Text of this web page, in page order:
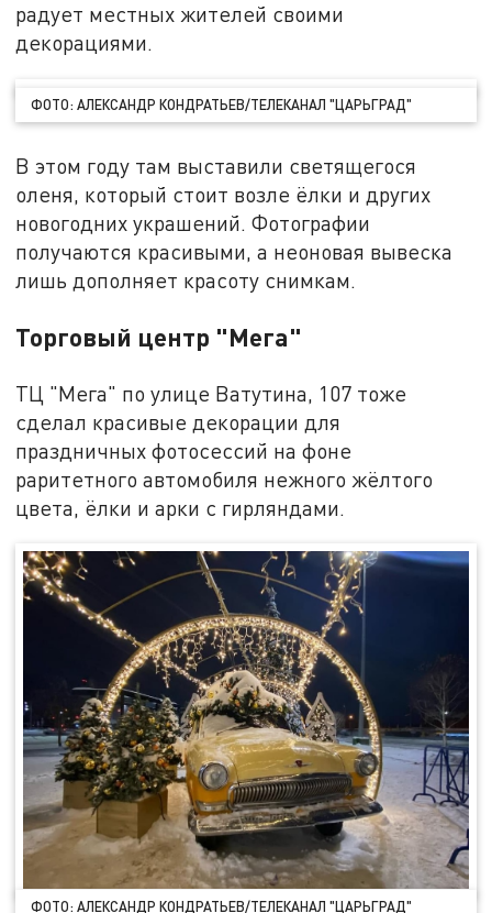
радует местных жителей своими
декорациями.
ФОТО: АЛЕКСАНДР КОНДРАТЬЕВ/ТЕЛЕКАНАЛ "ЦАРЬГРАД"
В этом году там выставили светящегося
оленя, который стоит возле ёлки и других
новогодних украшений. Фотографии
получаются красивыми, а неоновая вывеска
лишь дополняет красоту снимкам.
Торговый центр "Мега"
ТЦ "Мега" по улице Ватутина, 107 тоже
сделал красивые декорации для
праздничных фотосессий на фоне
раритетного автомобиля нежного жёлтого
цвета, ёлки и арки с гирляндами.
ФОТО: АЛЕКСАНДР КОНДРАТЬЕВ/ТЕЛЕКАНАЛ "ЦАРЬГРАД"